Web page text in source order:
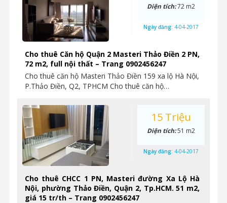
Cho thuê Căn hộ Quận 2 Masteri Thảo Điền 2 PN,
72 m2, full nội thất – Trang 0902456247
Cho thuê căn hộ Masteri Thảo Điền 159 xa lộ Hà Nội,
P.Thảo Điền, Q2, TPHCM Cho thuê căn hộ…
Diện tích:72 m2
Ngày đăng: 4-04-2017
Cho thuê CHCC 1 PN, Masteri đường Xa Lộ Hà
Nội, phường Thảo Điền, Quận 2, Tp.HCM. 51 m2,
giá 15 tr/th – Trang 0902456247
15 Triệu
Diện tích:51 m2
Ngày đăng: 4-04-2017